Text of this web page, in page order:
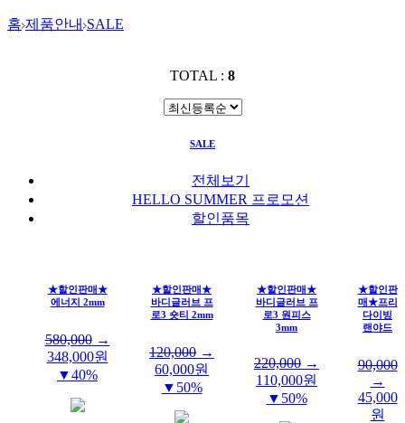
홈 제품안내 SALE
TOTAL : 8
SALE
전체보기
HELLO SUMMER 프로모션
할인품목
★할인판매★
에너지 2mm
580,000→
348,000원
▼40%
★할인판매★
바디글러브 프
로3 숏티 2mm
120,000 →
60,000원
▼50%
★할인판매★
바디글러브 프
로3 원피스
3mm
220,000 →
110,000원
▼50%
★할인판
매★프리
다이빙
랜야드
90,000
→
45,000
원